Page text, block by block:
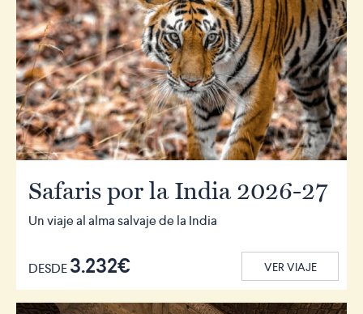
Safaris por la India 2026-27
Un viaje al alma salvaje de la India
DESDE3.232€ VER VIAJE